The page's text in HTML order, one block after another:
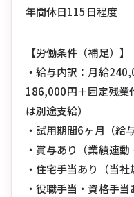
年間休日115日程度
【労働条件（補足）】
・給与内訳：月給
186,000円＋固定残業
は別途支給）
・試用期間6ヶ月（給
・賞与あり（業績連動
・住宅手当あり（当社
・役職手当・資格手当